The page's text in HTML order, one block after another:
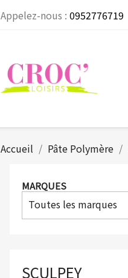
Appelez-nous : 0952776719
Accueil Pâte Polymère
MARQUES
Toutes les marques
SCULPEY